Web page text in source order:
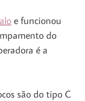
e funcionou
do
é a
são do tipo C